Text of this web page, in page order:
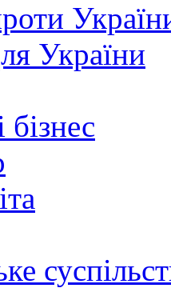
України
бізнес